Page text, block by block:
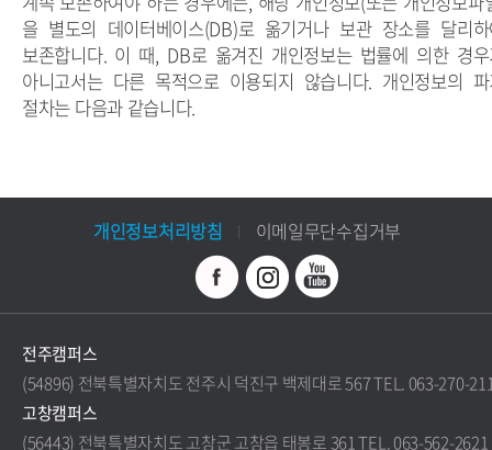
을 별도의 데이터베이스(DB)로 옮기거나 보관 장소를 달리
보존합니다. 이 때, DB로 옮겨진 개인정보는 법률에 의한 경
아니고서는 다른 목적으로 이용되지 않습니다. 개인정보의
절차는 다음과 같습니다.
개인정보처리방침 이메일무단수집거부
전주캠퍼스
(54896) 전북특별자치도 전주시 덕진구 백제대로 567 TEL. 063-270-
고창캠퍼스
(56443) 전북특별자치도 고창군 고창읍 태봉로 361 TEL. 063-562-2621